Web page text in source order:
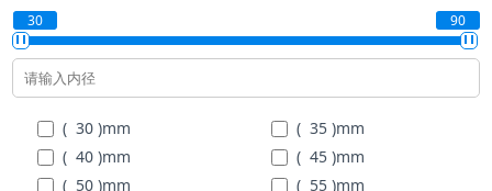
30 90
( 30 )mm ( 35 )mm
( 40 )mm ( 45 )mm
( 50 )mm ( 55 )mm